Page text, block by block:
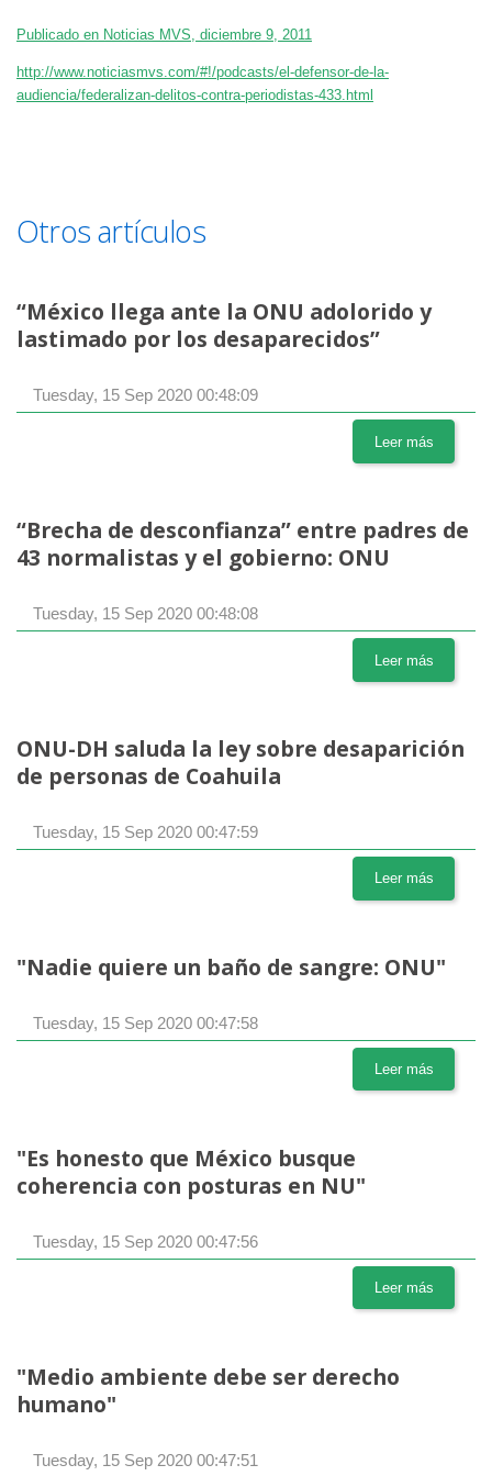
Publicado en Noticias MVS, diciembre 9, 2011
http://www.noticiasmvs.com/#!/podcasts/el-defensor-de-la-
audiencia/federalizan-delitos-contra-periodistas-433.html
Otros artículos
“México llega ante la ONU adolorido y
lastimado por los desaparecidos”
Tuesday, 15 Sep 2020 00:48:09
Leer más
“Brecha de desconfianza” entre padres de
43 normalistas y el gobierno: ONU
Tuesday, 15 Sep 2020 00:48:08
Leer más
ONU-DH saluda la ley sobre desaparición
de personas de Coahuila
Tuesday, 15 Sep 2020 00:47:59
Leer más
"Nadie quiere un baño de sangre: ONU"
Tuesday, 15 Sep 2020 00:47:58
Leer más
"Es honesto que México busque
coherencia con posturas en NU"
Tuesday, 15 Sep 2020 00:47:56
Leer más
"Medio ambiente debe ser derecho
humano"
Tuesday, 15 Sep 2020 00:47:51